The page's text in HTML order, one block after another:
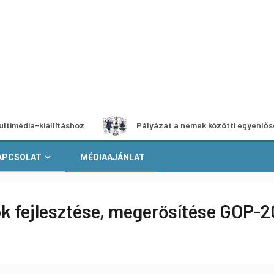
Pályázat a nemek közötti egyenlőség európai
MÉDIAAJÁNLAT
megerősítése GOP-